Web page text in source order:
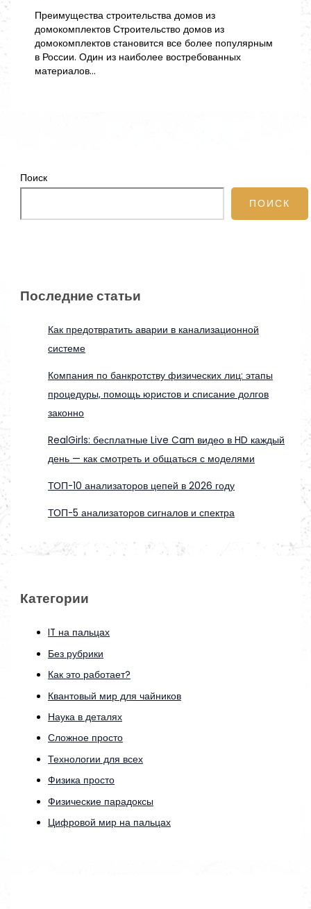
Преимущества строительства домов из
домокомплектов Строительство домов из
домокомплектов становится все более популярным
в России. Один из наиболее востребованных
материалов…
Поиск
ПОИСК
Последние статьи
Как предотвратить аварии в канализационной
системе
Компания по банкротству физических лиц: этапы
процедуры, помощь юристов и списание долгов
законно
RealGirls: бесплатные Live Cam видео в HD каждый
день — как смотреть и общаться с моделями
ТОП-10 анализаторов цепей в 2026 году
ТОП-5 анализаторов сигналов и спектра
Категории
IT на пальцах
Без рубрики
Как это работает?
Квантовый мир для чайников
Наука в деталях
Сложное просто
Технологии для всех
Физика просто
Физические парадоксы
Цифровой мир на пальцах